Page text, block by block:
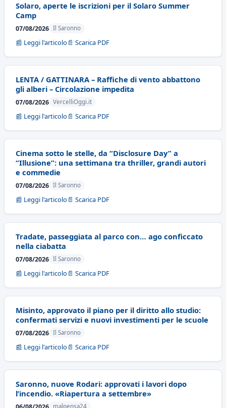
Solaro, aperte le iscrizioni per il Solaro Summer
Camp
07/08/2026 Il Saronno
📰 Leggi l'articolo 📄 Scarica PDF
LENTA / GATTINARA – Raffiche di vento abbattono
gli alberi – Circolazione impedita
07/08/2026 VercelliOggi.it
📰 Leggi l'articolo 📄 Scarica PDF
Cinema sotto le stelle, da “Disclosure Day” a
“Illusione”: una settimana tra thriller, grandi autori
e commedie
07/08/2026 Il Saronno
📰 Leggi l'articolo 📄 Scarica PDF
Tradate, passeggiata al parco con… ago conficcato
nella ciabatta
07/08/2026 Il Saronno
📰 Leggi l'articolo 📄 Scarica PDF
Misinto, approvato il piano per il diritto allo studio:
confermati servizi e nuovi investimenti per le scuole
07/08/2026 Il Saronno
📰 Leggi l'articolo 📄 Scarica PDF
Saronno, nuove Rodari: approvati i lavori dopo
l’incendio. «Riapertura a settembre»
malpensa24